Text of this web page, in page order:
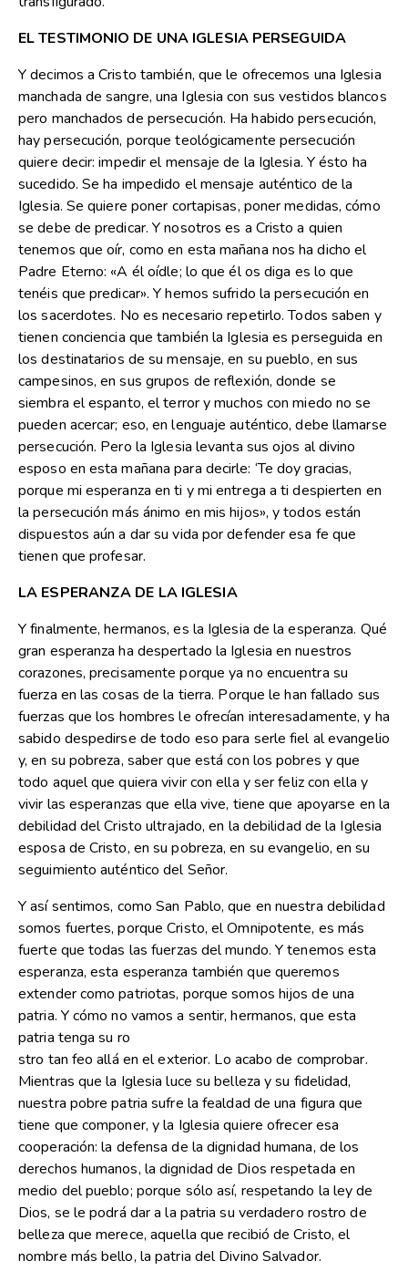
EL TESTIMONIO DE UNA IGLESIA PERSEGUIDA
Y decimos a Cristo también, que le ofrecemos una Iglesia
manchada de sangre, una Iglesia con sus vestidos blancos
pero manchados de persecución. Ha habido persecución,
hay persecución, porque teológicamente persecución
quiere decir: impedir el mensaje de la Iglesia. Y ésto ha
sucedido. Se ha impedido el mensaje auténtico de la
Iglesia. Se quiere poner cortapisas, poner medidas, cómo
se debe de predicar. Y nosotros es a Cristo a quien
tenemos que oír, como en esta mañana nos ha dicho el
Padre Eterno: «A él oídle; lo que él os diga es lo que
tenéis que predicar». Y hemos sufrido la persecución en
los sacerdotes. No es necesario repetirlo. Todos saben y
tienen conciencia que también la Iglesia es perseguida en
los destinatarios de su mensaje, en su pueblo, en sus
campesinos, en sus grupos de reflexión, donde se
siembra el espanto, el terror y muchos con miedo no se
pueden acercar; eso, en lenguaje auténtico, debe llamarse
persecución. Pero la Iglesia levanta sus ojos al divino
esposo en esta mañana para decirle: ‘Te doy gracias,
porque mi esperanza en ti y mi entrega a ti despierten en
la persecución más ánimo en mis hijos», y todos están
dispuestos aún a dar su vida por defender esa fe que
tienen que profesar.
LA ESPERANZA DE LA IGLESIA
Y finalmente, hermanos, es la Iglesia de la esperanza. Qué
gran esperanza ha despertado la Iglesia en nuestros
corazones, precisamente porque ya no encuentra su
fuerza en las cosas de la tierra. Porque le han fallado sus
fuerzas que los hombres le ofrecían interesadamente, y ha
sabido despedirse de todo eso para serle fiel al evangelio
y, en su pobreza, saber que está con los pobres y que
todo aquel que quiera vivir con ella y ser feliz con ella y
vivir las esperanzas que ella vive, tiene que apoyarse en la
debilidad del Cristo ultrajado, en la debilidad de la Iglesia
esposa de Cristo, en su pobreza, en su evangelio, en su
seguimiento auténtico del Señor.
Y así sentimos, como San Pablo, que en nuestra debilidad
somos fuertes, porque Cristo, el Omnipotente, es más
fuerte que todas las fuerzas del mundo. Y tenemos esta
esperanza, esta esperanza también que queremos
extender como patriotas, porque somos hijos de una
patria. Y cómo no vamos a sentir, hermanos, que esta
patria tenga su ro
stro tan feo allá en el exterior. Lo acabo de comprobar.
Mientras que la Iglesia luce su belleza y su fidelidad,
nuestra pobre patria sufre la fealdad de una figura que
tiene que componer, y la Iglesia quiere ofrecer esa
cooperación: la defensa de la dignidad humana, de los
derechos humanos, la dignidad de Dios respetada en
medio del pueblo; porque sólo así, respetando la ley de
Dios, se le podrá dar a la patria su verdadero rostro de
belleza que merece, aquella que recibió de Cristo, el
nombre más bello, la patria del Divino Salvador.